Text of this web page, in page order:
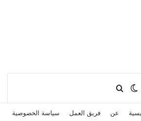
عمود جانبي
الوضع المظلم
بحث عن
عن فريق العمل سياسة الخصوصية